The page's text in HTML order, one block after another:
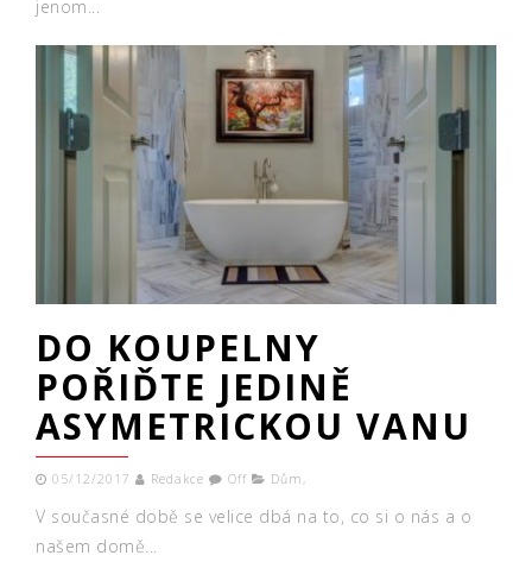
jenom...
DO KOUPELNY
POŘIĎTE JEDINĚ
ASYMETRICKOU VANU
05/12/2017 Redakce Off Dům ,
V současné době se velice dbá na to, co si o nás a o
našem domě...